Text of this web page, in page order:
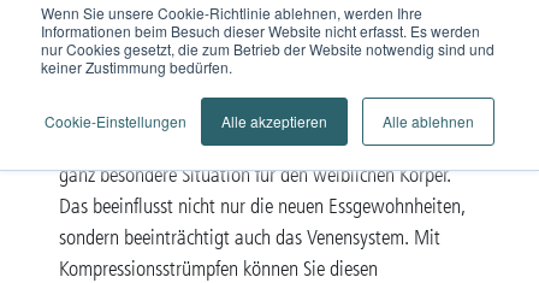
Wenn Sie unsere Cookie-Richtlinie ablehnen, werden Ihre
Informationen beim Besuch dieser Website nicht erfasst. Es werden
nur Cookies gesetzt, die zum Betrieb der Website notwendig sind und
keiner Zustimmung bedürfen.
Cookie-Einstellungen Alle akzeptieren Alle ablehnen
Die Schwangerschaft – eine aufregende Zeit und eine
ganz besondere Situation für den weiblichen Körper.
Das beeinflusst nicht nur die neuen Essgewohnheiten,
sondern beeinträchtigt auch das Venensystem. Mit
Kompressionsstrümpfen können Sie diesen